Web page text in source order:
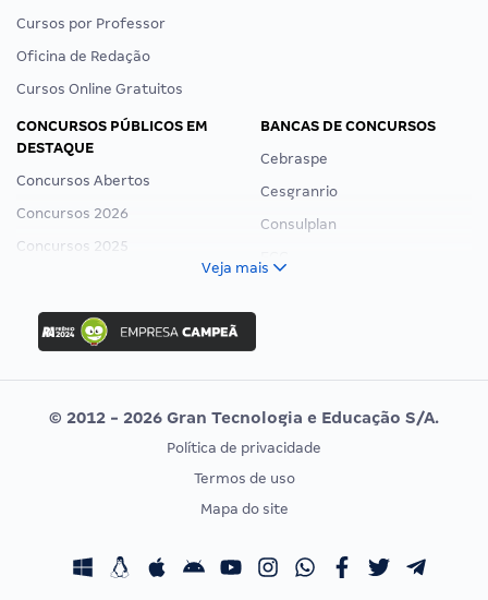
Cursos por Professor
Oficina de Redação
Cursos Online Gratuitos
CONCURSOS PÚBLICOS EM
DESTAQUE
Concursos Abertos
Concursos 2026
Concursos 2025
Concurso Ibama
Concurso MPU
Editais publicados
BANCAS DE CONCURSOS
Cebraspe
Cesgranrio
Consulplan
Vunesp
CONCURSOS POR PROFISSÃO
Concursos Fiscais
EXAME DE ORDEM
Calendário OAB
Veja mais
© 2012 - 2026 Gran Tecnologia e Educação S/A.
Política de privacidade
Termos de uso
Mapa do site